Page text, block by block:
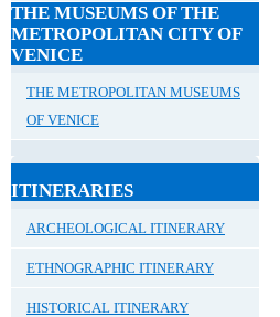
THE MUSEUMS OF THE
METROPOLITAN CITY OF
VENICE
THE METROPOLITAN MUSEUMS
OF VENICE
ITINERARIES
ARCHEOLOGICAL ITINERARY
ETHNOGRAPHIC ITINERARY
HISTORICAL ITINERARY